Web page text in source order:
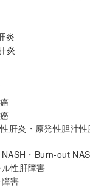
炎
炎
肝炎・原発性胆汁
・Burn-out
性肝障害
害